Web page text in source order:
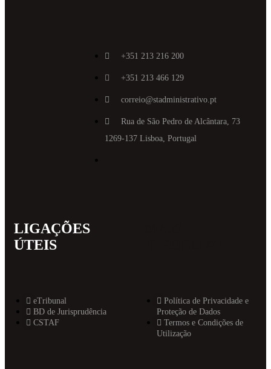
+351 213 216 200
+351 213 466 129
correio@stadministrativo.pt
Rua de São Pedro de Alcântara, 73
1269-137 Lisboa, Portugal
LIGAÇÕES
ÚTEIS
eTribunal
BD de Jurisprudência
CSTAF
Política de Privacidade e
Proteção de Dados
Termos e Condições de
Utilização